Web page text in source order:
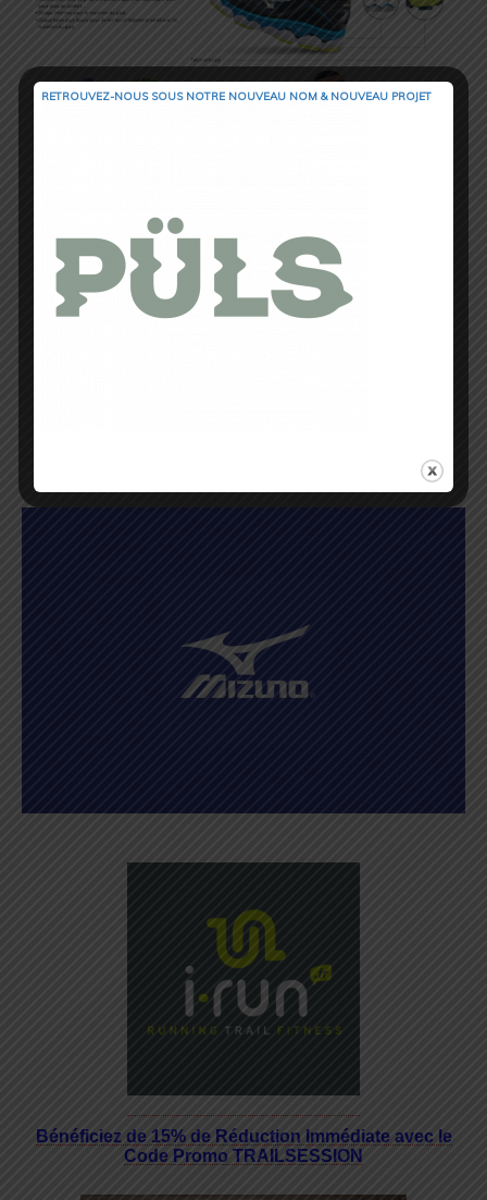
Bénéficiez de 15% de Réduction Immédiate avec le
Code Promo TRAILSESSION
RETROUVEZ-NOUS SOUS NOTRE NOUVEAU NOM & NOUVEAU PROJET